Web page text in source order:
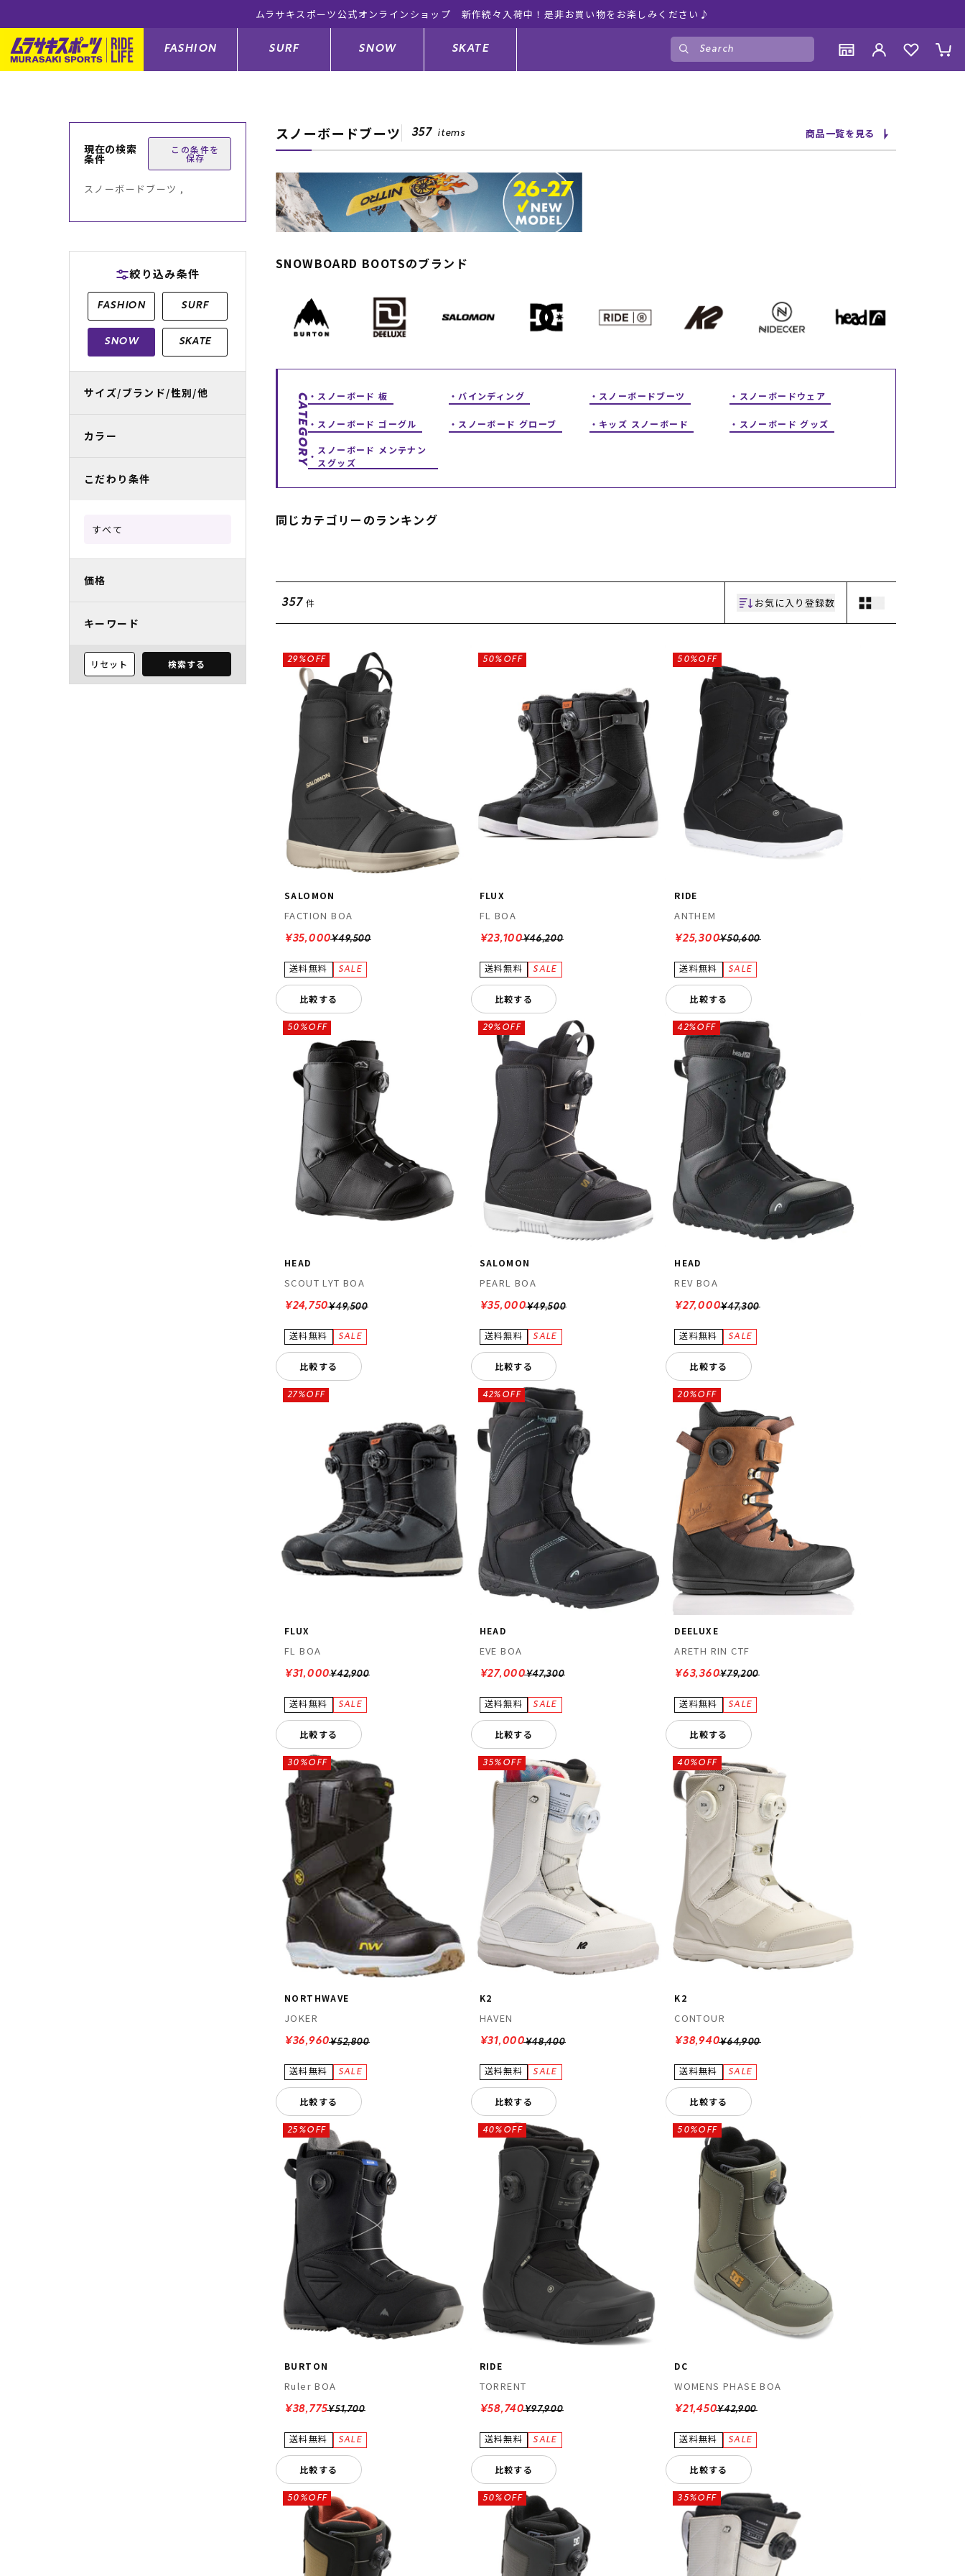
ムラサキスポーツ公式オンラインショップ 新作続々入荷中！是非お買い物をお楽しみください♪
FASHION
アウター/ジャケット トップス
シューズ サンダル
バッグ
メンズ水着
レディースラッシュガード レディースフィットネス ストライダー/バイク/その他
CONTENTS
会員ランク
店頭受取サービス
ギフトラッピング
店舗一覧
お問い合わせ
ニュース
SURF
サーフボード ウェットスーツ
サーフボードメンテナンスグッズ キッズサーフィン
ボディーボード
GO ボディーボード
SURF TOP
CONTENTS
会員ランク
店頭受取サービス
ギフトラッピング
店舗一覧
お問い合わせ
ニュース
SNOW
スノーボード板 バインディング
スノーボードセット スノーボードウェア
スノーボードゴーグル
キッズスノーボードセット
スノーボード レンタル リフト電子チケット 中古/アウトレット スノーボード
中古/アウトレット スノーウェア
CONTENTS
会員ランク
店頭受取サービス
ギフトラッピング
店舗一覧
お問い合わせ
ニュース
SKATE
スケートボード キッズスケートボード
スケートボードグッズ
スケートボードメンテナンスグッ
ズ
GO スケートセット
SKATE TOP
CONTENTS
会員ランク
店頭受取サービス
ギフトラッピング
店舗一覧
お問い合わせ
ニュース
ログイン
商品一覧を見る
スノーボードブーツ 357 items
SNOWBOARD BOOTSのブランド
CATEGORY スノーボード 板 バインディング スノーボードブーツ スノーボードウェア
スノーボード ゴーグル スノーボード グローブ キッズ スノーボード スノーボード グッズ
スノーボード メンテナン
スグッズ
同じカテゴリーのランキング
357 件 お気に入り登録数
SALOMON
FACTION BOA
¥49,500
29%OFF
¥35,000
比較する
FLUX
FL BOA
¥46,200
50%OFF
¥23,100
比較する
RIDE
ANTHEM
¥50,600
50%OFF
¥25,300
比較する
HEAD
SCOUT LYT BOA
¥49,500
50%OFF
¥24,750
比較する
SALOMON
PEARL BOA
¥49,500
29%OFF
¥35,000
比較する
HEAD
REV BOA
¥47,300
42%OFF
¥27,000
比較する
FLUX
FL BOA
¥42,900
27%OFF
¥31,000
比較する
HEAD
EVE BOA
¥47,300
42%OFF
¥27,000
比較する
DEELUXE
ARETH RIN CTF
¥79,200
20%OFF
¥63,360
比較する
NORTHWAVE
JOKER
¥52,800
30%OFF
¥36,960
比較する
K2
HAVEN
¥48,400
35%OFF
¥31,000
比較する
K2
CONTOUR
¥64,900
40%OFF
¥38,940
比較する
BURTON
Ruler BOA
¥51,700
25%OFF
¥38,775
比較する
RIDE
TORRENT
¥97,900
40%OFF
¥58,740
比較する
DC
WOMENS PHASE BOA
¥42,900
50%OFF
¥21,450
比較する
50%OFF 50%OFF 35%OFF
現在の検索
条件
この条件を
保存
スノーボードブーツ ,
絞り込み条件
FASHION SURF
SNOW SKATE
サイズ/ブランド/性別/他
カラー
こだわり条件
すべて
価格
キーワード
リセット 検索する